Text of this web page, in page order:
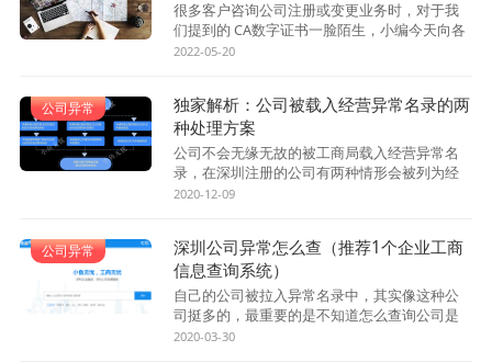
很多客户咨询公司注册或变更业务时，对于我
们提到的 CA数字证书一脸陌生，小编今天向各
位介绍一下CA数字证书是什么？什么用途？怎
2022-05-20
公司异常
独家解析：公司被载入经营异常名录的两
种处理方案
公司不会无缘无故的被工商局载入经营异常名
录，在深圳注册的公司有两种情形会被列为经
营异常企业，分别是： 未按时申报年报 和通过
2020-12-09
公司异常
深圳公司异常怎么查（推荐1个企业工商
信息查询系统）
自己的公司被拉入异常名录中，其实像这种公
司挺多的，最重要的是不知道怎么查询公司是
否异常，今天前海百丰小编就给大家推荐一个
2020-03-30